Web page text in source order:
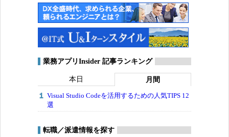
業務アプリInsider 記事ランキング
本日 月間
Visual Studio Codeを活用するための人気TIPS 12
選
転職／派遣情報を探す